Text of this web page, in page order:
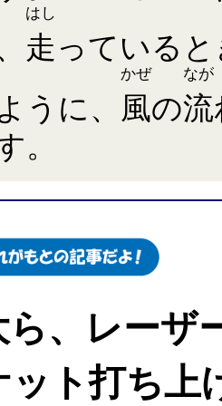
走
はし
っている
うに、 風
かぜ
の流
なが
。
、レーザ
ット打ち上